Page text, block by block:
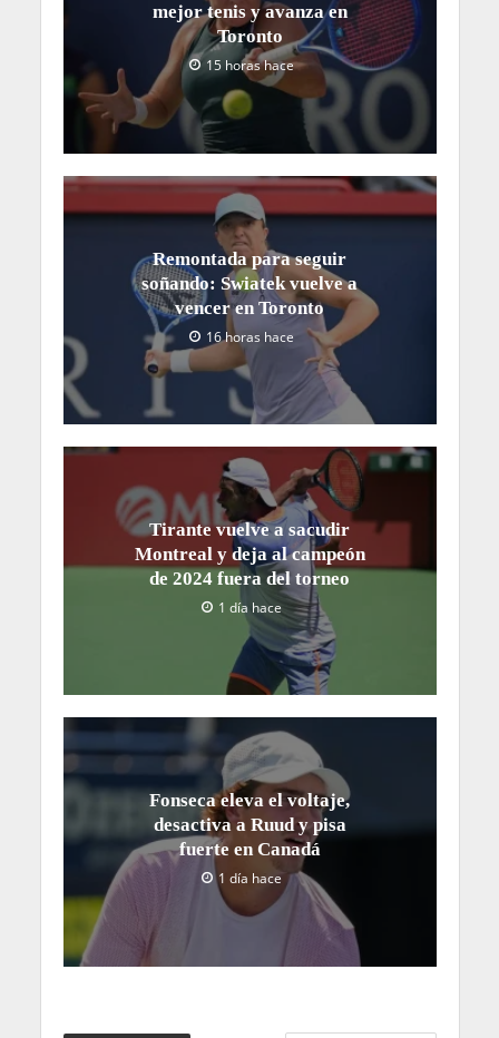
mejor tenis y avanza en
Toronto
15 horas hace
Remontada para seguir
soñando: Swiatek vuelve a
vencer en Toronto
16 horas hace
Tirante vuelve a sacudir
Montreal y deja al campeón
de 2024 fuera del torneo
1 día hace
Fonseca eleva el voltaje,
desactiva a Ruud y pisa
fuerte en Canadá
1 día hace